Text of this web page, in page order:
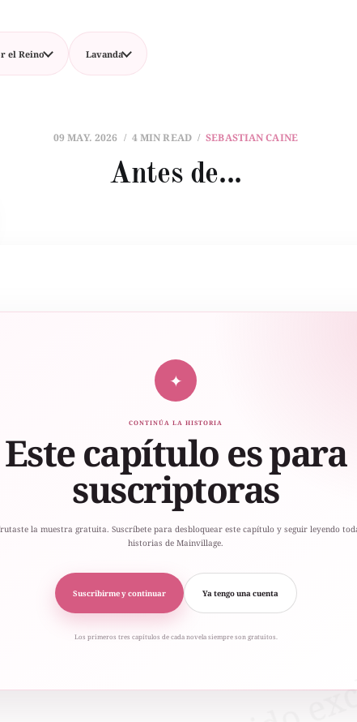
el Reino Lavanda
09 MAY. 2026 4 MIN READ SEBASTIAN CAINE
Antes de...
✦
CONTINÚA LA HISTORIA
Este capítulo es para
suscriptoras
la muestra gratuita. Suscríbete para desbloquear este capítulo y seguir leyendo
historias de Mainvillage.
Suscribirme y continuar Ya tengo una cuenta
Los primeros tres capítulos de cada novela siempre son gratuitos.